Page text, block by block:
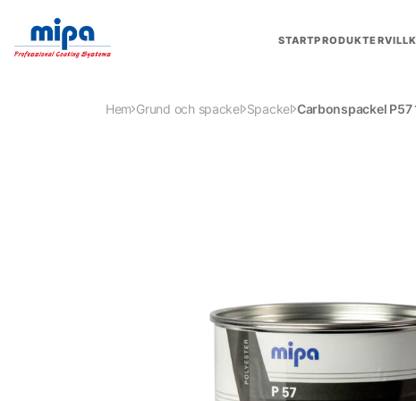
STARTPRODUKTER
Hem Grund och spackel Spackel Carbonspackel P57